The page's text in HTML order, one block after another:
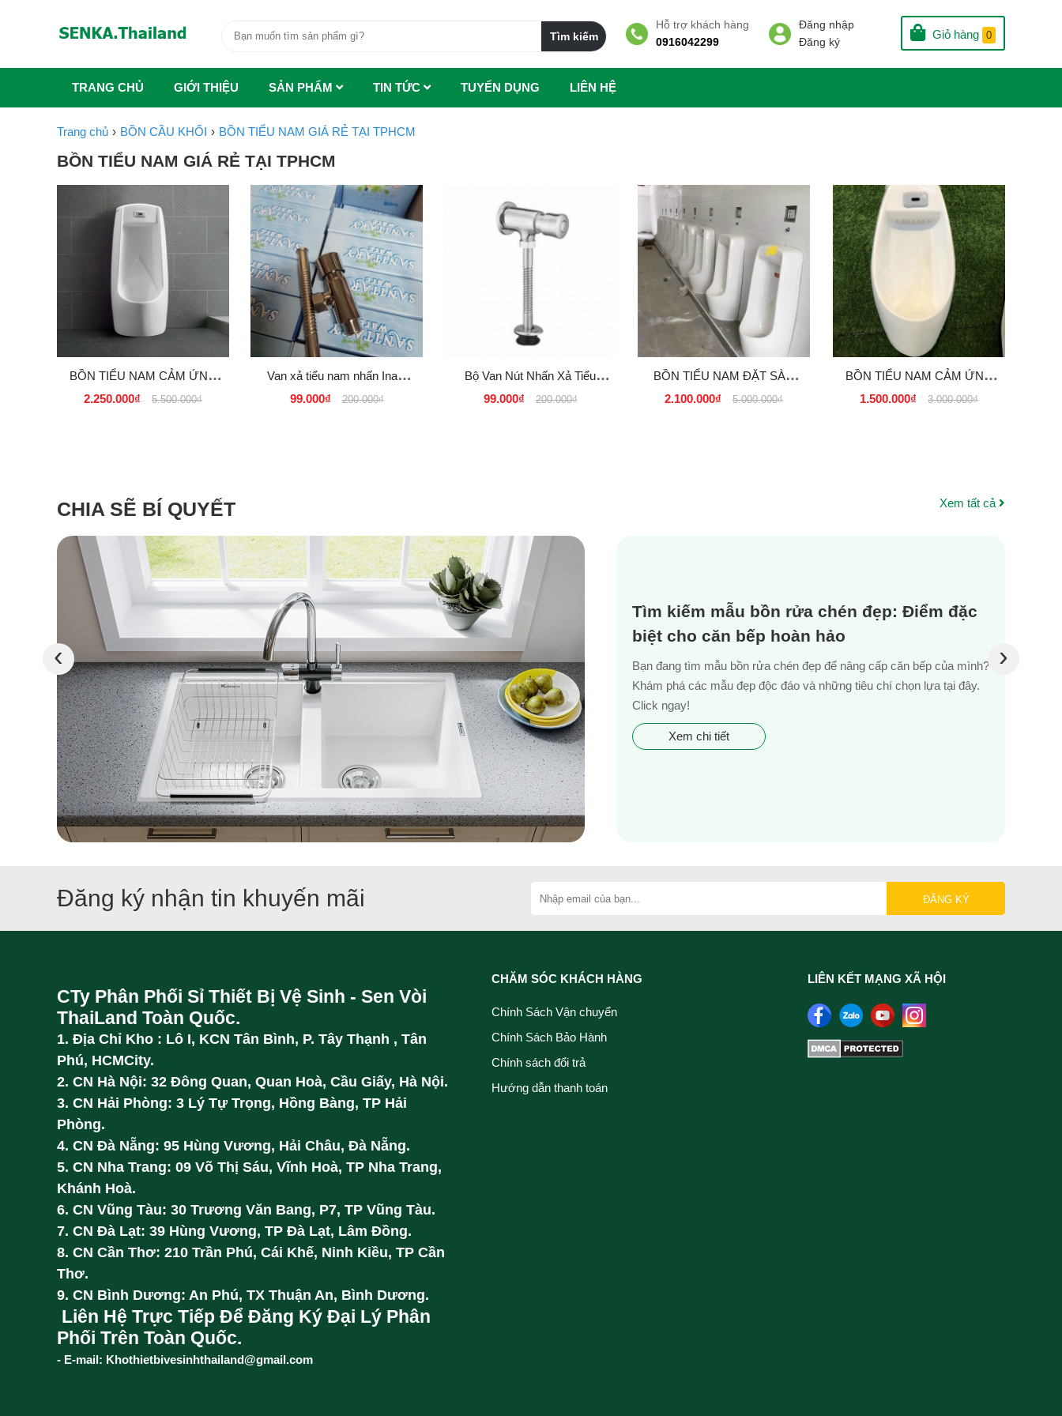
Giỏ hàng 0
Đăng nhập
Đăng ký
Hỗ trợ khách hàng
0916042299
TRANG CHỦ GIỚI THIỆU SẢN PHẨM TIN TỨC TUYẾN DỤNG LIÊN HỆ
Trang chủ BỒN CẦU KHỐI BỒN TIỂU NAM GIÁ RẺ TẠI TPHCM
BỒN TIỂU NAM GIÁ RẺ TẠI TPHCM
BỒN TIỂU NAM CẢM ỨNG
ĐẶT SÀN GIÁ RẺ TẠI
2.250.000₫ 5.500.000₫
Van xả tiểu nam nhấn Inax,
Casaer, Toto, Viglacera giá rẻ
99.000₫ 200.000₫
Bộ Van Nút Nhấn Xả Tiểu
Nam Inox
99.000₫ 200.000₫
BỒN TIỂU NAM ĐẶT SÀN
CAO CẤP GIÁ RẺ TẠI
2.100.000₫ 5.000.000₫
BỒN TIỂU NAM CẢM ỨNG
TREO TƯỜNG GIÁ RẺ TẠI
1.500.000₫ 3.000.000₫
CHIA SẼ BÍ QUYẾT Xem tất cả
Tìm kiếm mẫu bồn rửa chén đẹp: Điểm đặc
biệt cho căn bếp hoàn hảo
Bạn đang tìm mẫu bồn rửa chén đẹp để nâng cấp căn bếp của mình?
Khám phá các mẫu đẹp độc đáo và những tiêu chí chọn lựa tại đây.
Click ngay!
Xem chi tiết
‹ ›
Đăng ký nhận tin khuyến mãi
CTy Phân Phối Sỉ Thiết Bị Vệ Sinh - Sen Vòi
ThaiLand Toàn Quốc.
1. Địa Chỉ Kho : Lô I, KCN Tân Bình, P. Tây Thạnh , Tân
Phú, HCMCity.
2. CN Hà Nội: 32 Đông Quan, Quan Hoà, Cầu Giấy, Hà Nội.
3. CN Hải Phòng: 3 Lý Tự Trọng, Hồng Bàng, TP Hải
Phòng.
4. CN Đà Nẵng: 95 Hùng Vương, Hải Châu, Đà Nẵng.
5. CN Nha Trang: 09 Võ Thị Sáu, Vĩnh Hoà, TP Nha Trang,
Khánh Hoà.
6. CN Vũng Tàu: 30 Trương Văn Bang, P7, TP Vũng Tàu.
7. CN Đà Lạt: 39 Hùng Vương, TP Đà Lạt, Lâm Đồng.
8. CN Cần Thơ: 210 Trần Phú, Cái Khế, Ninh Kiều, TP Cần
Thơ.
9. CN Bình Dương: An Phú, TX Thuận An, Bình Dương.
Liên Hệ Trực Tiếp Để Đăng Ký Đại Lý Phân
Phối Trên Toàn Quốc.
- E-mail: Khothietbivesinhthailand@gmail.com
CHĂM SÓC KHÁCH HÀNG
Chính Sách Vận chuyển
Chính Sách Bảo Hành
Chính sách đổi trả
Hướng dẫn thanh toán
LIÊN KẾT MẠNG XÃ HỘI